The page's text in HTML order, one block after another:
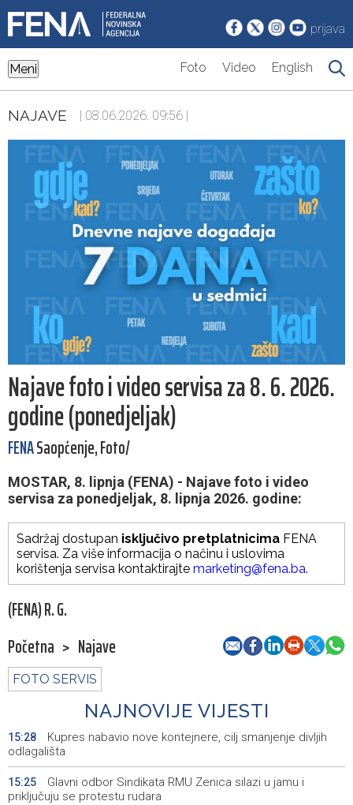
prijava
Meni Foto Video English
NAJAVE | 08.06.2026. 09:56 |
Najave foto i video servisa za 8. 6. 2026.
godine (ponedjeljak)
FENASaopćenje, Foto/
MOSTAR, 8. lipnja (FENA) - Najave foto i video
servisa za ponedjeljak, 8. lipnja 2026. godine:
Sadržaj dostupan isključivo pretplatnicima FENA
servisa. Za više informacija o načinu i uslovima
korištenja servisa kontaktirajte marketing@fena.ba.
(FENA) R. G.
Početna > Najave
FOTO SERVIS
NAJNOVIJE VIJESTI
15:28
Kupres nabavio nove kontejnere, cilj smanjenje divljih
odlagališta
15:25
Glavni odbor Sindikata RMU Zenica silazi u jamu i
priključuju se protestu rudara